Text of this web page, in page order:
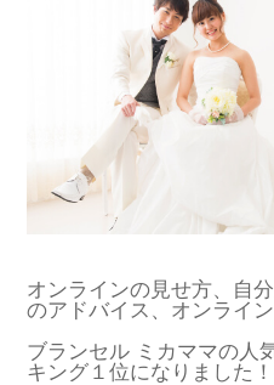
オンラインの見せ方、自
のアドバイス、オンライ
ブランセル ミカママの人
キング１位になりました